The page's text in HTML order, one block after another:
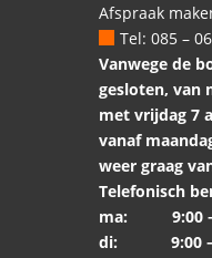
Afspraak
Tel: 085 –
Vanwege de
gesloten, van
met vrijdag 7
vanaf
weer graag
Telefonisch
ma: 9:00 –
di: 9:00 –